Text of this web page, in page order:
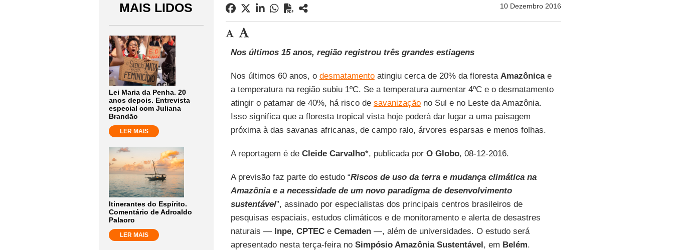
MAIS LIDOS
Lei Maria da Penha. 20
anos depois. Entrevista
especial com Juliana
Brandão
LER MAIS
Itinerantes do Espírito.
Comentário de Adroaldo
Palaoro
LER MAIS
10 Dezembro 2016
Nos últimos 15 anos, região registrou três grandes estiagens
Nos últimos 60 anos, o desmatamentoatingiu cerca de 20% da floresta Amazônicae
a temperatura na região subiu 1ºC. Se a temperatura aumentar 4ºC e o desmatamento
atingir o patamar de 40%, há risco de savanizaçãono Sul e no Leste da Amazônia.
Isso significa que a floresta tropical vista hoje poderá dar lugar a uma paisagem
próxima à das savanas africanas, de campo ralo, árvores esparsas e menos folhas.
A reportagem é de Cleide Carvalho*, publicada por O Globo, 08-12-2016.
A previsão faz parte do estudo “Riscos de uso da terra e mudança climática na
Amazônia e a necessidade de um novo paradigma de desenvolvimento
sustentável”, assinado por especialistas dos principais centros brasileiros de
pesquisas espaciais, estudos climáticos e de monitoramento e alerta de desastres
naturais — Inpe, CPTECe Cemaden—, além de universidades. O estudo será
apresentado nesta terça-feira no Simpósio Amazônia Sustentável, em Belém.